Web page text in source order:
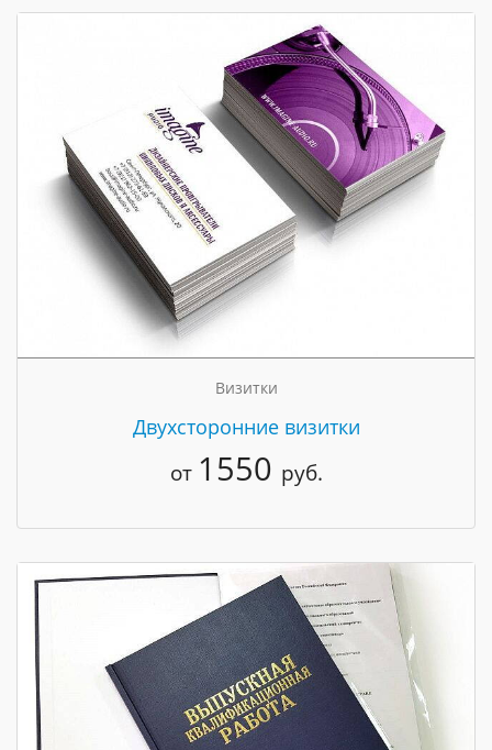
Визитки
Двухсторонние визитки
от 1550 руб.